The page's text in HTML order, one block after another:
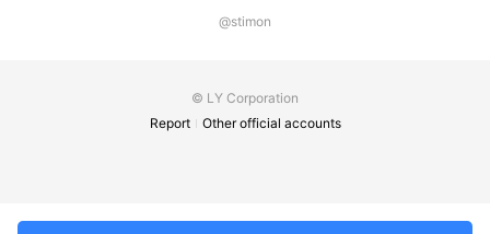
@stimon
© LY Corporation
Report
Other official accounts